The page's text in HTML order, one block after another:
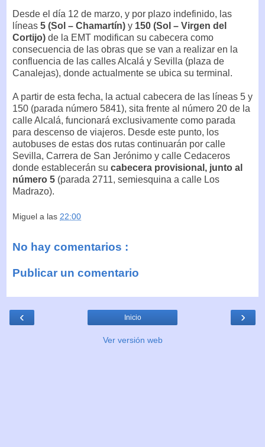
Desde el día 12 de marzo, y por plazo indefinido, las
líneas 5 (Sol – Chamartín) y 150 (Sol – Virgen del
Cortijo) de la EMT modifican su cabecera como
consecuencia de las obras que se van a realizar en la
confluencia de las calles Alcalá y Sevilla (plaza de
Canalejas), donde actualmente se ubica su terminal.
A partir de esta fecha, la actual cabecera de las líneas 5 y
150 (parada número 5841), sita frente al número 20 de la
calle Alcalá, funcionará exclusivamente como parada
para descenso de viajeros. Desde este punto, los
autobuses de estas dos rutas continuarán por calle
Sevilla, Carrera de San Jerónimo y calle Cedaceros
donde establecerán su cabecera provisional, junto al
número 5 (parada 2711, semiesquina a calle Los
Madrazo).
Miguel a las 22:00
No hay comentarios :
Publicar un comentario
‹ ›
Inicio
Ver versión web